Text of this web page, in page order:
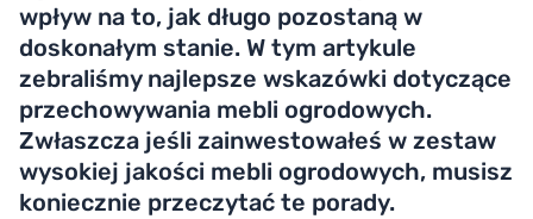
wpływ na to, jak długo pozostaną w
doskonałym stanie. W tym artykule
zebraliśmy najlepsze wskazówki dotyczące
przechowywania mebli ogrodowych.
Zwłaszcza jeśli zainwestowałeś w zestaw
wysokiej jakości mebli ogrodowych, musisz
koniecznie przeczytać te porady.